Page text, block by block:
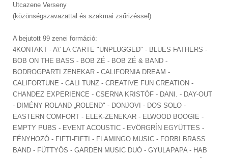
Utcazene Verseny
(közönségszavazattal és szakmai zsűrizéssel)
A bejutott 99 zenei formáció:
4KONTAKT - A\' LA CARTE "UNPLUGGED" - BLUES FATHERS -
BOB ON THE BASS - BOB ZÉ - BOB ZÉ & BAND -
BODROGPARTI ZENEKAR - CALIFORNIA DREAM -
CALIFORTUNE - CALI TUNZ - CREATIVE FUN CREATION -
CHANDEZ EXPERIENCE - CSERNA KRISTÓF - DANI. - DAY-OUT
- DIMÉNY ROLAND „ROLEND" - DONJOVI - DOS SOLO -
EASTERN COMFORT - ELEK-ZENEKAR - ELWOOD BOOGIE -
EMPTY PUBS - EVENT ACOUSTIC - EVÖRGRÍN EGYÜTTES -
FÉNYHOZÓ - FIFTI-FIFTI - FLAMINGO MUSIC - FORBI BRASS
BAND - FÜTTYÖS - GARDEN MUSIC DUÓ - GYULAPAPA - HAB